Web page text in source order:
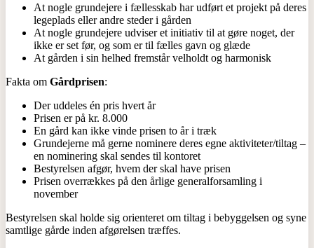
At nogle grundejere i fællesskab har udført et projekt på deres
legeplads eller andre steder i gården
At nogle grundejere udviser et initiativ til at gøre noget, der
ikke er set før, og som er til fælles gavn og glæde
At gården i sin helhed fremstår velholdt og harmonisk
Fakta om Gårdprisen:
Der uddeles én pris hvert år
Prisen er på kr. 8.000
En gård kan ikke vinde prisen to år i træk
Grundejerne må gerne nominere deres egne aktiviteter/tiltag –
en nominering skal sendes til kontoret
Bestyrelsen afgør, hvem der skal have prisen
Prisen overrækkes på den årlige generalforsamling i
november
Bestyrelsen skal holde sig orienteret om tiltag i bebyggelsen og syne
samtlige gårde inden afgørelsen træffes.